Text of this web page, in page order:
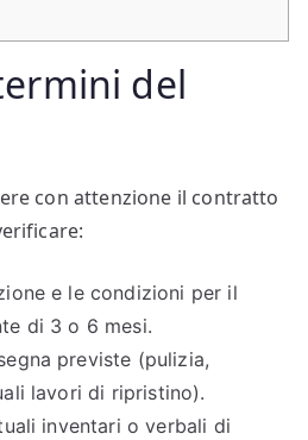
del
con attenzione il contratto
e le condizioni per il
di 3 o 6 mesi.
previste (pulizia,
lavori di ripristino).
inventari o verbali di